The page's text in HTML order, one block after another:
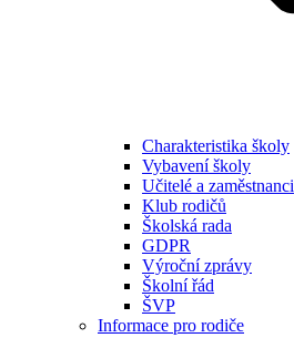
Charakteristika školy
Vybavení školy
Učitelé a zaměstnanci
Klub rodičů
Školská rada
GDPR
Výroční zprávy
Školní řád
ŠVP
Informace pro rodiče